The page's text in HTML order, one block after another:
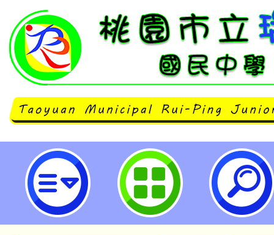
國立臺北大學辦理本校「第1期AI
應用師(ERPS發照)」招生-桃園市